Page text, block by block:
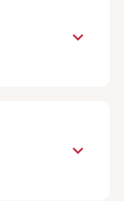
keyboard_arrow_down
keyboard_arrow_down